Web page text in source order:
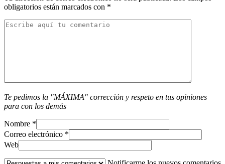
obligatorios están marcados con *
Te pedimos la "MÁXIMA" corrección y respeto en tus opiniones
para con los demás
Nombre *
Correo electrónico *
Web